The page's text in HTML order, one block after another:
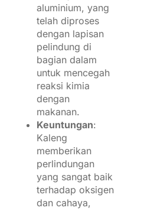
aluminium, yang
telah diproses
dengan lapisan
pelindung di
bagian dalam
untuk mencegah
reaksi kimia
dengan
makanan.
Keuntungan:
Kaleng
memberikan
perlindungan
yang sangat baik
terhadap oksigen
dan cahaya,